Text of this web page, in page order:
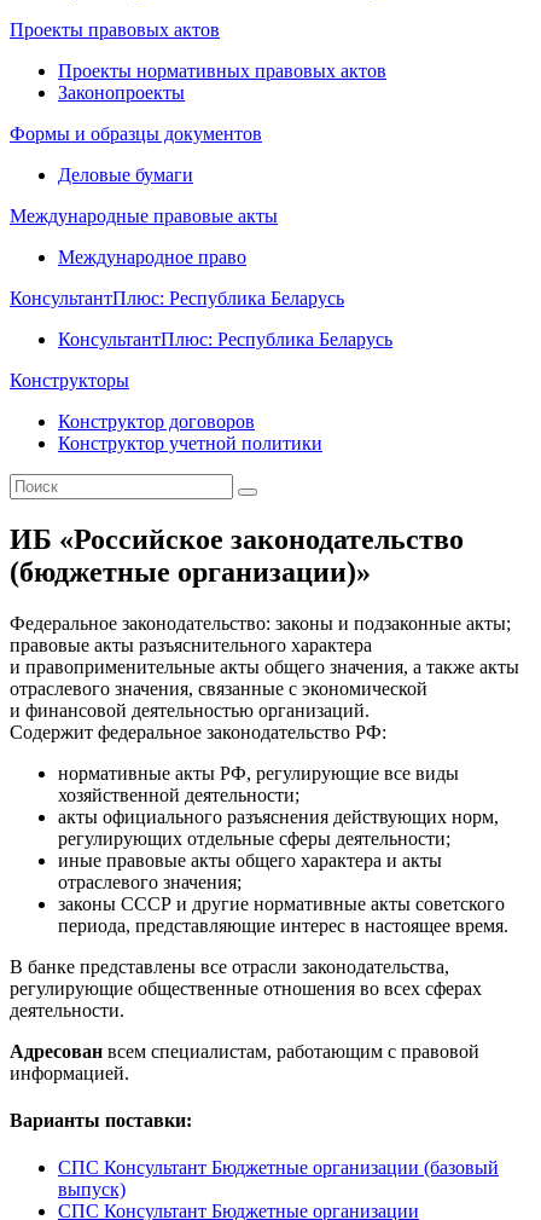
Проекты правовых актов
Проекты нормативных правовых актов
Законопроекты
Формы и образцы документов
Деловые бумаги
Международные правовые акты
Международное право
КонсультантПлюс: Республика Беларусь
КонсультантПлюс: Республика Беларусь
Конструкторы
Конструктор договоров
Конструктор учетной политики
ИБ «Российское законодательство
(бюджетные организации)»
Федеральное законодательство: законы и подзаконные акты;
правовые акты разъяснительного характера
и правоприменительные акты общего значения, а также акты
отраслевого значения, связанные с экономической
и финансовой деятельностью организаций.
Содержит федеральное законодательство РФ:
нормативные акты РФ, регулирующие все виды
хозяйственной деятельности;
акты официального разъяснения действующих норм,
регулирующих отдельные сферы деятельности;
иные правовые акты общего характера и акты
отраслевого значения;
законы СССР и другие нормативные акты советского
периода, представляющие интерес в настоящее время.
В банке представлены все отрасли законодательства,
регулирующие общественные отношения во всех сферах
деятельности.
Адресован всем специалистам, работающим с правовой
информацией.
Варианты поставки:
СПС Консультант Бюджетные организации (базовый
выпуск)
СПС Консультант Бюджетные организации